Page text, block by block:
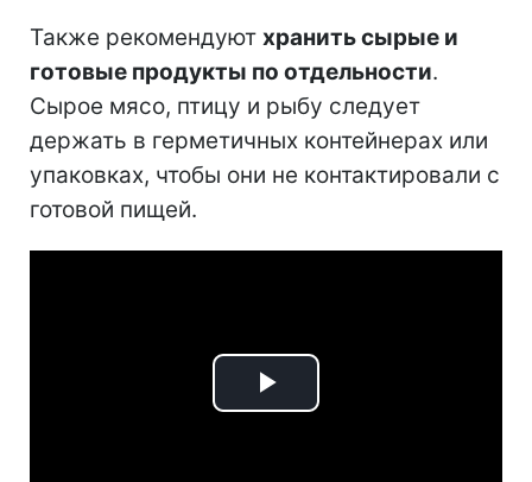
Также рекомендуют хранить сырые и
готовые продукты по отдельности.
Сырое мясо, птицу и рыбу следует
держать в герметичных контейнерах или
упаковках, чтобы они не контактировали с
готовой пищей.
Play